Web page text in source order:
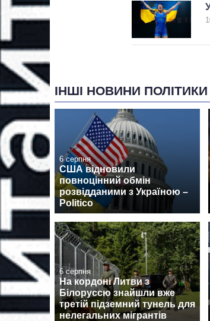
ІНШІ НОВИНИ ПОЛІТИКИ
6 серпня
США відновили
повноцінний обмін
розвідданими з Україною –
Politico
6 серпня
На кордоні Литви з
Білоруссю знайшли вже
третій підземний тунель для
нелегальних мігрантів